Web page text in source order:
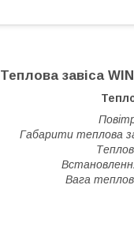
Теплова завіса
Габарити теплова
Вага